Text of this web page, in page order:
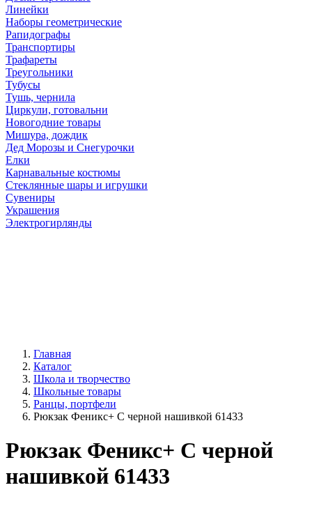
Линейки
Наборы геометрические
Рапидографы
Транспортиры
Трафареты
Треугольники
Тубусы
Тушь, чернила
Циркули, готовальни
Новогодние товары
Мишура, дождик
Дед Морозы и Снегурочки
Елки
Карнавальные костюмы
Стеклянные шары и игрушки
Сувениры
Украшения
Электрогирлянды
Главная
Каталог
Школа и творчество
Школьные товары
Ранцы, портфели
Рюкзак Феникс+ С черной нашивкой 61433
Рюкзак Феникс+ С черной
нашивкой 61433